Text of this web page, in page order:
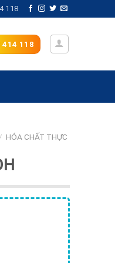
118
414 118
/ HÓA CHẤT THỰC